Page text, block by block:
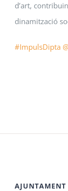
d’art,
dinamització
#ImpulsDipta
AJUNTAMENT